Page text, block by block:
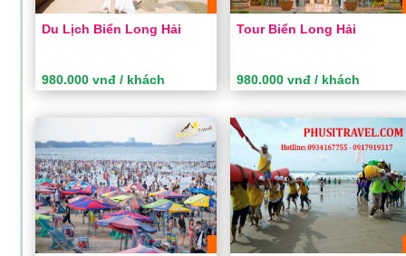
Du Lịch Biển Long Hải
980.000 vnđ / khách
Thời gian: 2 Ngày 1 Đêm
Phương tiện: Ô tô
Khách sạn: 3 sao
Khởi hành: Sài Gòn
Tour Biển Long Hải
980.000 vnđ / khách
Thời gian: 2 Ngày 1 Đêm
Phương tiện: Ô tô
Khách sạn: 3 sao
Khởi hành: